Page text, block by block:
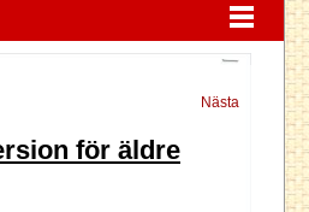
Nästa
för äldre